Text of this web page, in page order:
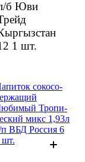
б Юви
1 шт.
сокосо­
Тропи­
микс 1,93л
п ВБД Россия 6
шт.